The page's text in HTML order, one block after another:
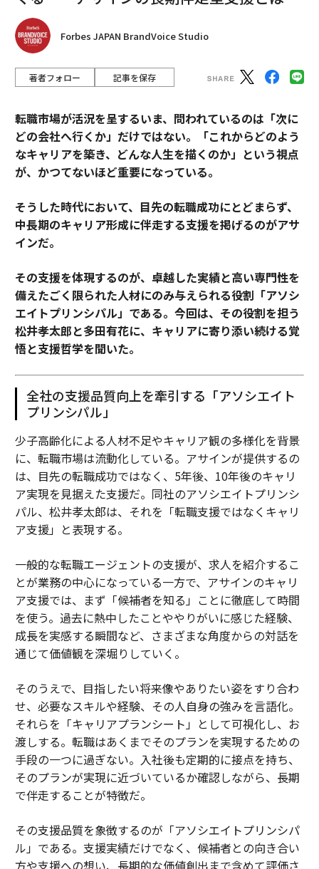
Forbes JAPAN BrandVoice Studio
著者フォロー 記事を保存
転職市場が活況を呈するいま、問われているのは「次に
どの会社へ行くか」だけではない。「これからどのよう
なキャリアを築き、どんな人生を描くのか」という視点
が、かつてないほど重要になっている。
そうした時代において、目先の転職成功にとどまらず、
中長期のキャリア形成に伴走する支援を掲げるのがアサ
インだ。
その支援を体現するのが、卓越した実績と高い専門性を
備えたごく限られた人材にのみ与えられる役割「アソシ
エイトプリンシパル」である。今回は、その役割を担う
松井孝太郎と多田有花に、キャリアに寄り添い続ける覚
悟と支援哲学を聞いた。
全社の支援品質向上を牽引する「アソシエイト
プリンシパル」
少子高齢化による人材不足やキャリア観の多様化を背景
に、転職市場は流動化している。アサインが提供するの
は、目先の転職成功ではなく、5年後、10年後のキャリ
ア実現を見据えた支援だ。同社のアソシエイトプリンシ
パル、松井孝太郎は、それを「転職支援ではなくキャリ
ア支援」と表現する。
一般的な転職エージェントの支援が、求人を紹介するこ
とが業務の中心になっている一方で、アサインのキャリ
ア支援では、まず「候補者を知る」ことに徹底して時間
を使う。過去に熱中したことややりがいに感じた経験、
成長を実感する瞬間など、さまざまな角度からの対話を
通じて価値観を深堀りしていく。
そのうえで、目指したい将来像やありたい姿をすり合わ
せ、必要なスキルや経験、その人自身の強みを言語化。
それらを「キャリアプランシート」として可視化し、お
渡しする。転職はあくまでそのプランを実現するための
手段の一つに過ぎない。入社後も定期的に接点を持ち、
そのプランが実現に近づいているか確認しながら、長期
で伴走することが特徴だ。
その支援品質を象徴するのが「アソシエイトプリンシパ
ル」である。支援実績だけでなく、候補者との向き合い
方や支援への想い、長期的な価値創出まで含めて評価さ